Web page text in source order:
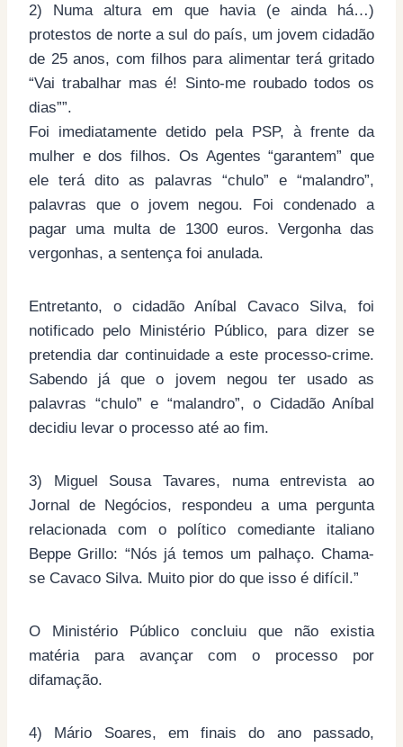
2) Numa altura em que havia (e ainda há…)
protestos de norte a sul do país, um jovem cidadão
de 25 anos, com filhos para alimentar terá gritado
“Vai trabalhar mas é! Sinto-me roubado todos os
dias””.
Foi imediatamente detido pela PSP, à frente da
mulher e dos filhos. Os Agentes “garantem” que
ele terá dito as palavras “chulo” e “malandro”,
palavras que o jovem negou. Foi condenado a
pagar uma multa de 1300 euros. Vergonha das
vergonhas, a sentença foi anulada.
Entretanto, o cidadão Aníbal Cavaco Silva, foi
notificado pelo Ministério Público, para dizer se
pretendia dar continuidade a este processo-crime.
Sabendo já que o jovem negou ter usado as
palavras “chulo” e “malandro”, o Cidadão Aníbal
decidiu levar o processo até ao fim.
3) Miguel Sousa Tavares, numa entrevista ao
Jornal de Negócios, respondeu a uma pergunta
relacionada com o político comediante italiano
Beppe Grillo: “Nós já temos um palhaço. Chama-
se Cavaco Silva. Muito pior do que isso é difícil.”
O Ministério Público concluiu que não existia
matéria para avançar com o processo por
difamação.
4) Mário Soares, em finais do ano passado,